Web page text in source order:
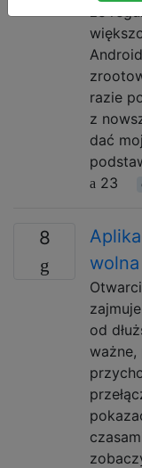
razie
z
dać
23
8
od
ważne,